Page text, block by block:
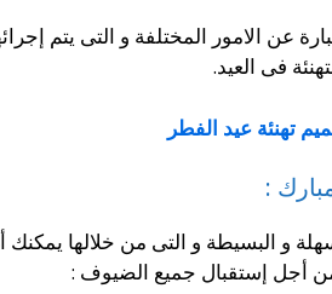
عن الامور المختلفة و التى يتم
فى العيد.
تهنئة عيد الفطر
:
و البسيطة و التى من خلالها
أجل إستقبال جميع الضيوف :